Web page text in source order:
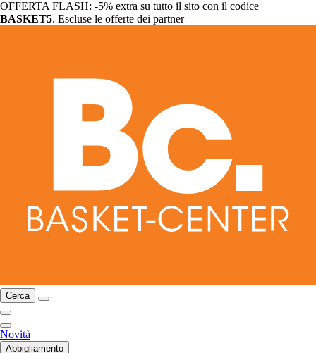
OFFERTA FLASH: -5% extra su tutto il sito con il codice
BASKET5. Escluse le offerte dei partner
Cerca
Novità
Abbigliamento